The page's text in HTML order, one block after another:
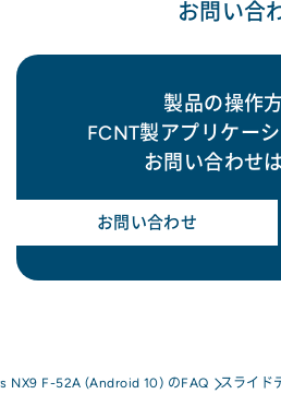
お問い合
製品の操作
FCNT製アプリケー
お問い合わせ
お問い合わせ
NX9 F-52A (Android 10) のFAQ スライド